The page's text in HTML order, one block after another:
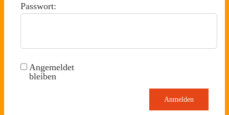
Passwort:
Angemeldet
bleiben
Anmelden